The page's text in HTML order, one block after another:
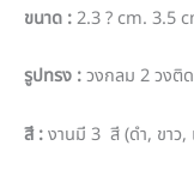
ขนาด :2.3 ? cm. 3.5
รูปทรง :วงกลม 2 วงติ
สี :งานมี 3 สี (ดำ, ขาว,